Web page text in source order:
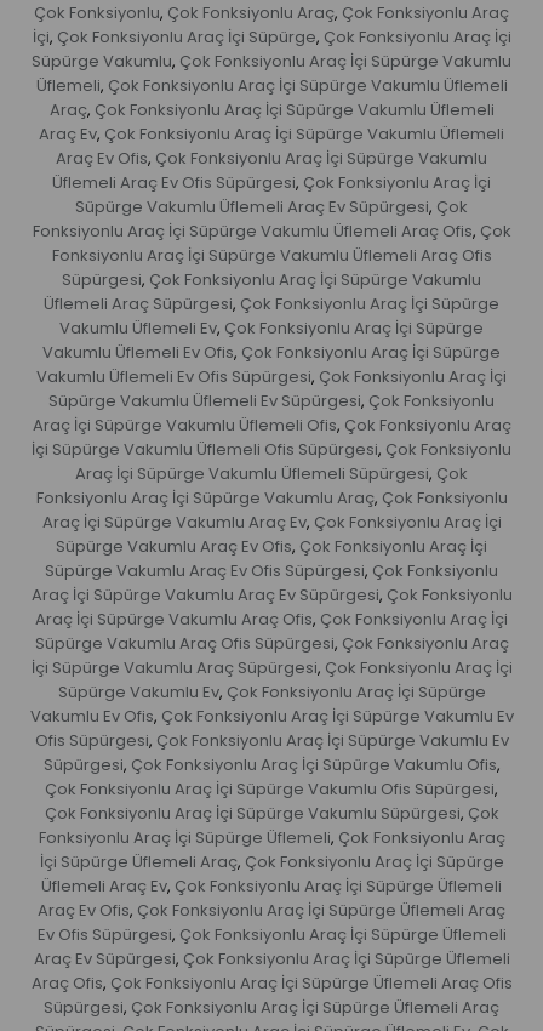
Çok Fonksiyonlu, Çok Fonksiyonlu Araç, Çok Fonksiyonlu Araç
İçi, Çok Fonksiyonlu Araç İçi Süpürge, Çok Fonksiyonlu Araç İçi
Süpürge Vakumlu, Çok Fonksiyonlu Araç İçi Süpürge Vakumlu
Üflemeli, Çok Fonksiyonlu Araç İçi Süpürge Vakumlu Üflemeli
Araç, Çok Fonksiyonlu Araç İçi Süpürge Vakumlu Üflemeli
Araç Ev, Çok Fonksiyonlu Araç İçi Süpürge Vakumlu Üflemeli
Araç Ev Ofis, Çok Fonksiyonlu Araç İçi Süpürge Vakumlu
Üflemeli Araç Ev Ofis Süpürgesi, Çok Fonksiyonlu Araç İçi
Süpürge Vakumlu Üflemeli Araç Ev Süpürgesi, Çok
Fonksiyonlu Araç İçi Süpürge Vakumlu Üflemeli Araç Ofis, Çok
Fonksiyonlu Araç İçi Süpürge Vakumlu Üflemeli Araç Ofis
Süpürgesi, Çok Fonksiyonlu Araç İçi Süpürge Vakumlu
Üflemeli Araç Süpürgesi, Çok Fonksiyonlu Araç İçi Süpürge
Vakumlu Üflemeli Ev, Çok Fonksiyonlu Araç İçi Süpürge
Vakumlu Üflemeli Ev Ofis, Çok Fonksiyonlu Araç İçi Süpürge
Vakumlu Üflemeli Ev Ofis Süpürgesi, Çok Fonksiyonlu Araç İçi
Süpürge Vakumlu Üflemeli Ev Süpürgesi, Çok Fonksiyonlu
Araç İçi Süpürge Vakumlu Üflemeli Ofis, Çok Fonksiyonlu Araç
İçi Süpürge Vakumlu Üflemeli Ofis Süpürgesi, Çok Fonksiyonlu
Araç İçi Süpürge Vakumlu Üflemeli Süpürgesi, Çok
Fonksiyonlu Araç İçi Süpürge Vakumlu Araç, Çok Fonksiyonlu
Araç İçi Süpürge Vakumlu Araç Ev, Çok Fonksiyonlu Araç İçi
Süpürge Vakumlu Araç Ev Ofis, Çok Fonksiyonlu Araç İçi
Süpürge Vakumlu Araç Ev Ofis Süpürgesi, Çok Fonksiyonlu
Araç İçi Süpürge Vakumlu Araç Ev Süpürgesi, Çok Fonksiyonlu
Araç İçi Süpürge Vakumlu Araç Ofis, Çok Fonksiyonlu Araç İçi
Süpürge Vakumlu Araç Ofis Süpürgesi, Çok Fonksiyonlu Araç
İçi Süpürge Vakumlu Araç Süpürgesi, Çok Fonksiyonlu Araç İçi
Süpürge Vakumlu Ev, Çok Fonksiyonlu Araç İçi Süpürge
Vakumlu Ev Ofis, Çok Fonksiyonlu Araç İçi Süpürge Vakumlu Ev
Ofis Süpürgesi, Çok Fonksiyonlu Araç İçi Süpürge Vakumlu Ev
Süpürgesi, Çok Fonksiyonlu Araç İçi Süpürge Vakumlu Ofis,
Çok Fonksiyonlu Araç İçi Süpürge Vakumlu Ofis Süpürgesi,
Çok Fonksiyonlu Araç İçi Süpürge Vakumlu Süpürgesi, Çok
Fonksiyonlu Araç İçi Süpürge Üflemeli, Çok Fonksiyonlu Araç
İçi Süpürge Üflemeli Araç, Çok Fonksiyonlu Araç İçi Süpürge
Üflemeli Araç Ev, Çok Fonksiyonlu Araç İçi Süpürge Üflemeli
Araç Ev Ofis, Çok Fonksiyonlu Araç İçi Süpürge Üflemeli Araç
Ev Ofis Süpürgesi, Çok Fonksiyonlu Araç İçi Süpürge Üflemeli
Araç Ev Süpürgesi, Çok Fonksiyonlu Araç İçi Süpürge Üflemeli
Araç Ofis, Çok Fonksiyonlu Araç İçi Süpürge Üflemeli Araç Ofis
Süpürgesi, Çok Fonksiyonlu Araç İçi Süpürge Üflemeli Araç